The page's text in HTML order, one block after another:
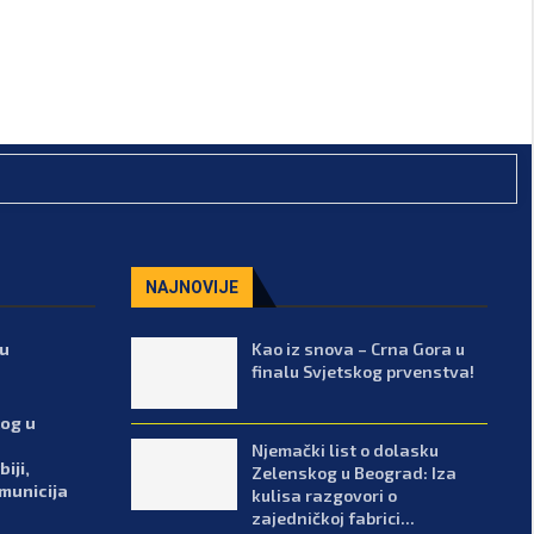
u
NAJNOVIJE
Kao iz snova – Crna Gora u
finalu Svjetskog prvenstva!
Njemački list o dolasku
Zelenskog u Beograd: Iza
kulisa razgovori o
zajedničkoj fabrici...